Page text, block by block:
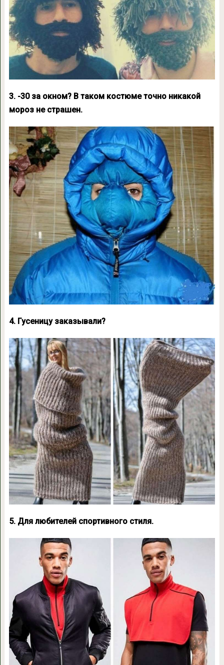
3. -30 за окном? В таком костюме точно никакой
мороз не страшен.
4. Гусеницу заказывали?
5. Для любителей спортивного стиля.